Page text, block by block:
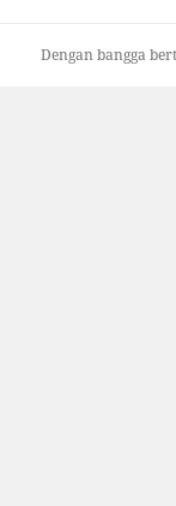
Dengan bangga